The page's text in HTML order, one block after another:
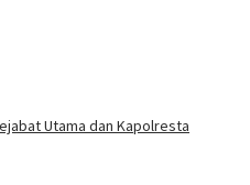
Utama dan Kapolresta